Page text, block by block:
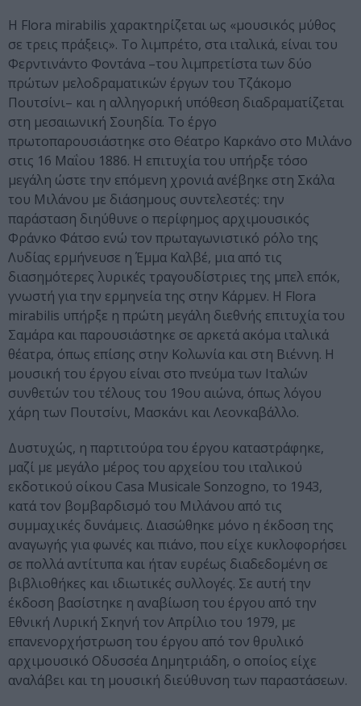
Η Flora mirabilis χαρακτηρίζεται ως «μουσικός μύθος
σε τρεις πράξεις». Το λιμπρέτο, στα ιταλικά, είναι του
Φερντινάντο Φοντάνα –του λιμπρετίστα των δύο
πρώτων μελοδραματικών έργων του Τζάκομο
Πουτσίνι– και η αλληγορική υπόθεση διαδραματίζεται
στη μεσαιωνική Σουηδία. Το έργο
πρωτοπαρουσιάστηκε στο Θέατρο Καρκάνο στο Μιλάνο
στις 16 Μαΐου 1886. Η επιτυχία του υπήρξε τόσο
μεγάλη ώστε την επόμενη χρονιά ανέβηκε στη Σκάλα
του Μιλάνου με διάσημους συντελεστές: την
παράσταση διηύθυνε ο περίφημος αρχιμουσικός
Φράνκο Φάτσο ενώ τον πρωταγωνιστικό ρόλο της
Λυδίας ερμήνευσε η Έμμα Καλβέ, μια από τις
διασημότερες λυρικές τραγουδίστριες της μπελ επόκ,
γνωστή για την ερμηνεία της στην Κάρμεν. Η Flora
mirabilis υπήρξε η πρώτη μεγάλη διεθνής επιτυχία του
Σαμάρα και παρουσιάστηκε σε αρκετά ακόμα ιταλικά
θέατρα, όπως επίσης στην Κολωνία και στη Βιέννη. Η
μουσική του έργου είναι στο πνεύμα των Ιταλών
συνθετών του τέλους του 19ου αιώνα, όπως λόγου
χάρη των Πουτσίνι, Μασκάνι και Λεονκαβάλλο.
Δυστυχώς, η παρτιτούρα του έργου καταστράφηκε,
μαζί με μεγάλο μέρος του αρχείου του ιταλικού
εκδοτικού οίκου Casa Musicale Sonzogno, το 1943,
κατά τον βομβαρδισμό του Μιλάνου από τις
συμμαχικές δυνάμεις. Διασώθηκε μόνο η έκδοση της
αναγωγής για φωνές και πιάνο, που είχε κυκλοφορήσει
σε πολλά αντίτυπα και ήταν ευρέως διαδεδομένη σε
βιβλιοθήκες και ιδιωτικές συλλογές. Σε αυτή την
έκδοση βασίστηκε η αναβίωση του έργου από την
Εθνική Λυρική Σκηνή τον Απρίλιο του 1979, με
επανενορχήστρωση του έργου από τον θρυλικό
αρχιμουσικό Οδυσσέα Δημητριάδη, ο οποίος είχε
αναλάβει και τη μουσική διεύθυνση των παραστάσεων.